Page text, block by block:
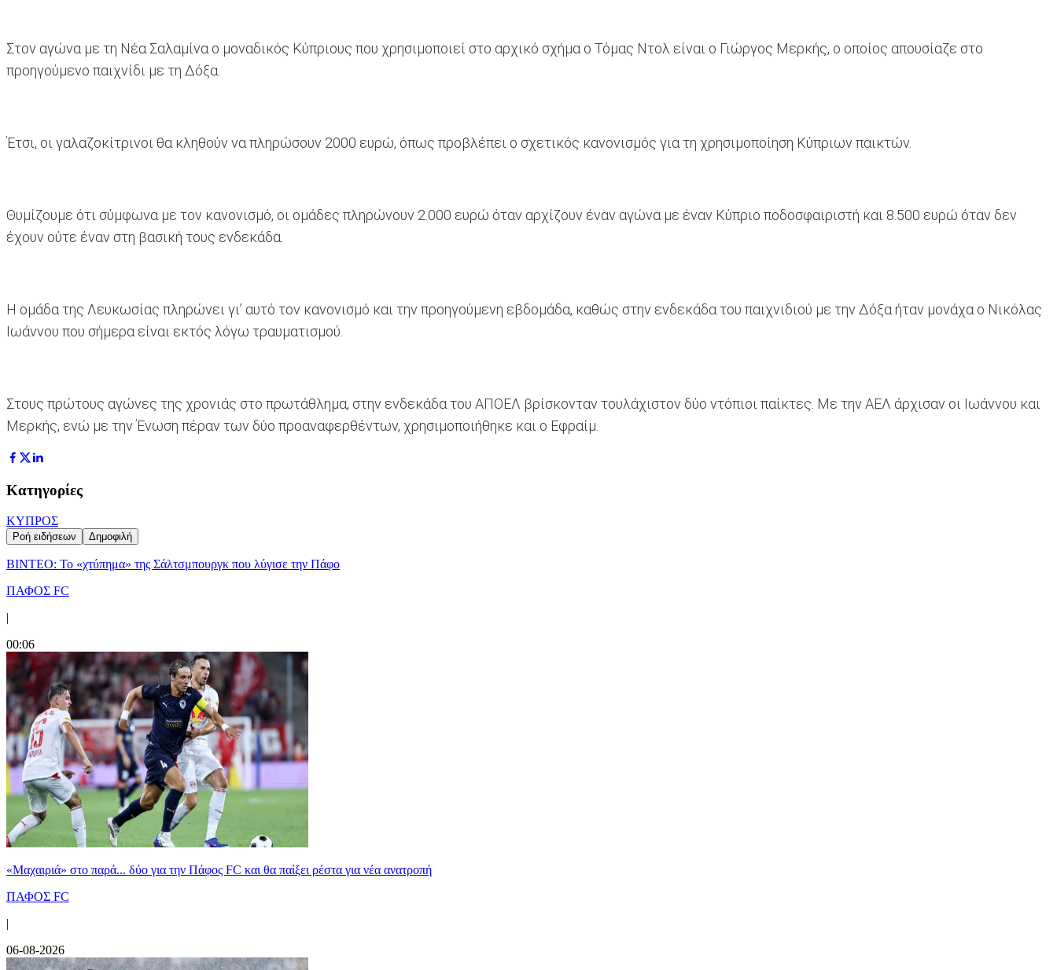
Στον αγώνα με τη Νέα Σαλαμίνα ο μοναδικός Κύπριους που χρησιμοποιεί στο αρχικό σχήμα ο Τόμας Ντολ είναι ο Γιώργος Μερκής, ο οποίος απουσίαζε στο
προηγούμενο παιχνίδι με τη Δόξα.
Έτσι, οι γαλαζοκίτρινοι θα κληθούν να πληρώσουν 2000 ευρώ, όπως προβλέπει ο σχετικός κανονισμός για τη χρησιμοποίηση Κύπριων παικτών.
Θυμίζουμε ότι σύμφωνα με τον κανονισμό, οι ομάδες πληρώνουν 2.000 ευρώ όταν αρχίζουν έναν αγώνα με έναν Κύπριο ποδοσφαιριστή και 8.500 ευρώ όταν δεν
έχουν ούτε έναν στη βασική τους ενδεκάδα.
Η ομάδα της Λευκωσίας πληρώνει γι’ αυτό τον κανονισμό και την προηγούμενη εβδομάδα, καθώς στην ενδεκάδα του παιχνιδιού με την Δόξα ήταν μονάχα ο Νικόλας
Ιωάννου που σήμερα είναι εκτός λόγω τραυματισμού.
Στους πρώτους αγώνες της χρονιάς στο πρωτάθλημα, στην ενδεκάδα του ΑΠΟΕΛ βρίσκονταν τουλάχιστον δύο ντόπιοι παίκτες. Με την ΑΕΛ άρχισαν οι Ιωάννου και
Μερκής, ενώ με την Ένωση πέραν των δύο προαναφερθέντων, χρησιμοποιήθηκε και ο Εφραίμ.
Κατηγορίες
ΚΥΠΡΟΣ
Ροή ειδήσεων Δημοφιλή
ΒΙΝΤΕΟ: Το «χτύπημα» της Σάλτσμπουργκ που λύγισε την Πάφο
ΠΑΦΟΣ FC
|
00:06
«Μαχαιριά» στο παρά... δύο για την Πάφος FC και θα παίξει ρέστα για νέα ανατροπή
ΠΑΦΟΣ FC
|
06-08-2026